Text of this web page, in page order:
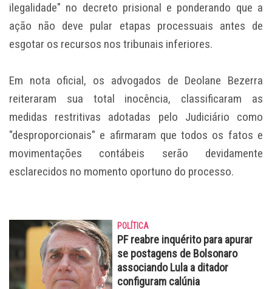
ilegalidade" no decreto prisional e ponderando que a
ação não deve pular etapas processuais antes de
esgotar os recursos nos tribunais inferiores.
Em nota oficial, os advogados de Deolane Bezerra
reiteraram sua total inocência, classificaram as
medidas restritivas adotadas pelo Judiciário como
"desproporcionais" e afirmaram que todos os fatos e
movimentações contábeis serão devidamente
esclarecidos no momento oportuno do processo.
POLÍTICA
PF reabre inquérito para apurar
se postagens de Bolsonaro
associando Lula a ditador
configuram calúnia